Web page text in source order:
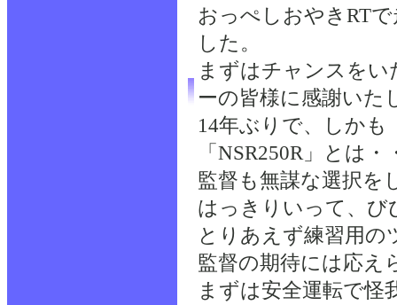
おっぺしおやきRT
した。
まずはチャンスを
ーの皆様に感謝いた
14年ぶりで、しかも
「NSR250R」とは・
監督も無謀な選択を
はっきりいって、び
とりあえず練習用の
監督の期待には応え
まずは安全運転で